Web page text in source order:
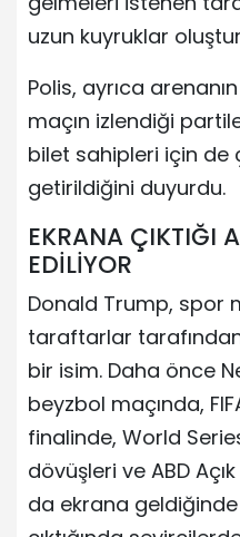
uzun kuyruklar
Polis, ayrıca
maçın izlendiği
bilet sahipleri için de
getirildiğini duyurdu.
EKRANA ÇIKTIĞI
EDİLİYOR
Donald Trump, spor
taraftarlar
bir isim. Daha önce
beyzbol maçında,
finalinde, World
dövüşleri ve ABD
da ekrana